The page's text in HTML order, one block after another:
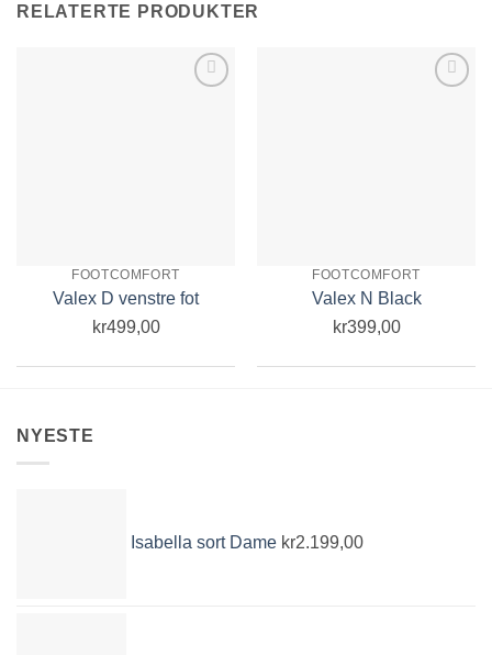
RELATERTE PRODUKTER
FOOTCOMFORT
Valex D venstre fot
kr499,00
FOOTCOMFORT
Valex N Black
kr399,00
NYESTE
Isabella sort Dame kr2.199,00